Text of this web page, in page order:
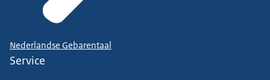
Nederlandse Gebarentaal
Service